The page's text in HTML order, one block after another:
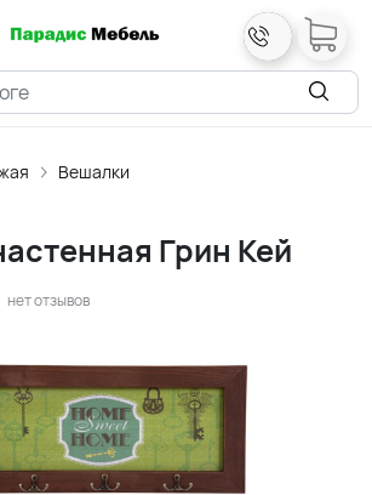
Вешалки
Грин Кей
нет отзывов